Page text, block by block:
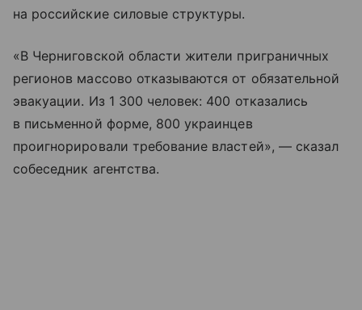
на российские силовые структуры.
«В Черниговской области жители приграничных
регионов массово отказываются от обязательной
эвакуации. Из 1 300 человек: 400 отказались
в письменной форме, 800 украинцев
проигнорировали требование властей», — сказал
собеседник агентства.